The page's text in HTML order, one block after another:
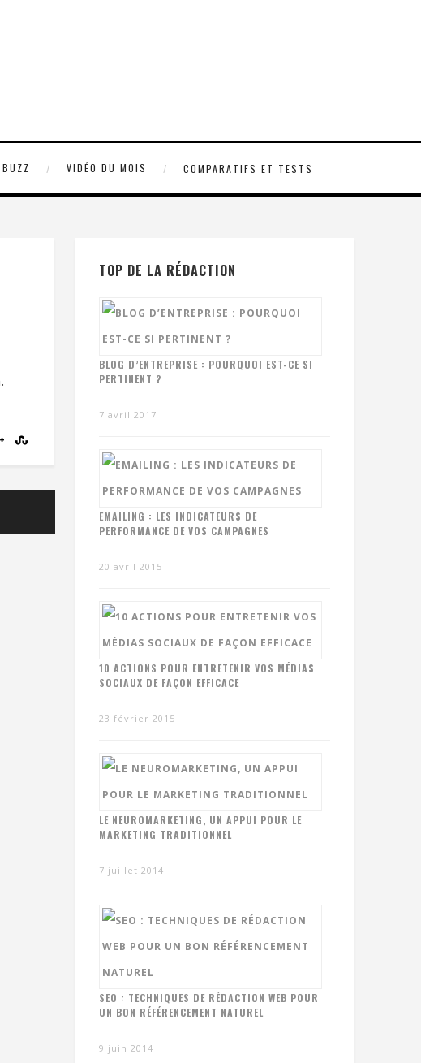
BUZZ VIDÉO DU MOIS COMPARATIFS ET TESTS
TOP DE LA RÉDACTION
BLOG D’ENTREPRISE : POURQUOI EST-CE SI
PERTINENT ?
7 avril 2017
EMAILING : LES INDICATEURS DE
PERFORMANCE DE VOS CAMPAGNES
20 avril 2015
10 ACTIONS POUR ENTRETENIR VOS MÉDIAS
SOCIAUX DE FAÇON EFFICACE
23 février 2015
LE NEUROMARKETING, UN APPUI POUR LE
MARKETING TRADITIONNEL
7 juillet 2014
SEO : TECHNIQUES DE RÉDACTION WEB POUR
UN BON RÉFÉRENCEMENT NATUREL
9 juin 2014